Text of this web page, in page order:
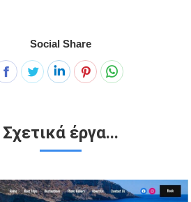
Social Share
ShareShareShareShareShare
Σχετικά έργα...